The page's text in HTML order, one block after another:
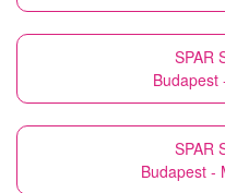
SPAR
Budapest
SPAR
Budapest -